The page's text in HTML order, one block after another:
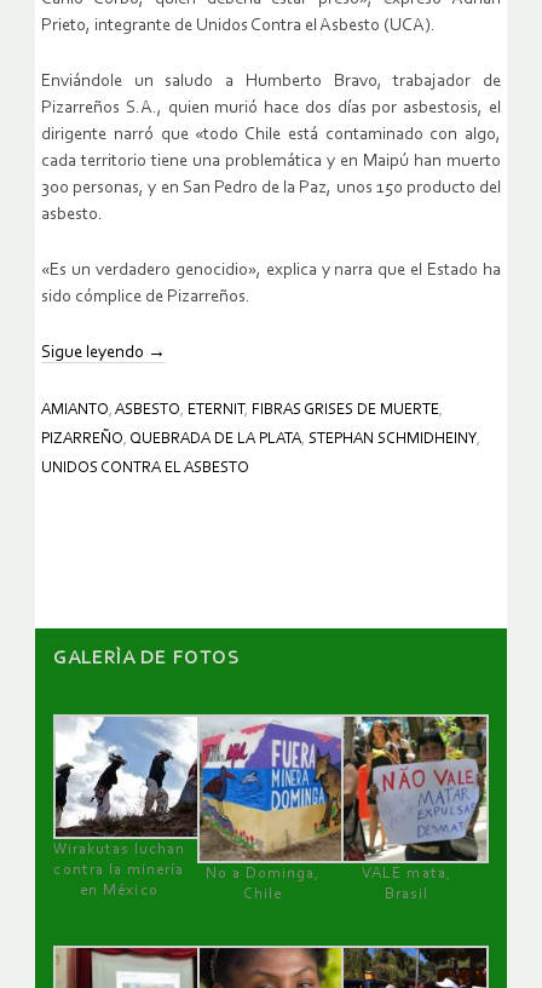
Prieto, integrante de Unidos Contra el Asbesto (UCA).
Enviándole un saludo a Humberto Bravo, trabajador de
Pizarreños S.A., quien murió hace dos días por asbestosis, el
dirigente narró que «todo Chile está contaminado con algo,
cada territorio tiene una problemática y en Maipú han muerto
300 personas, y en San Pedro de la Paz, unos 150 producto del
asbesto.
«Es un verdadero genocidio», explica y narra que el Estado ha
sido cómplice de Pizarreños.
Sigue leyendo →
AMIANTO, ASBESTO, ETERNIT , FIBRAS GRISES DE MUERTE,
PIZARREÑO, QUEBRADA DE LA PLATA, STEPHAN SCHMIDHEINY,
UNIDOS CONTRA EL ASBESTO
GALERÌA DE FOTOS
Wirakutas luchan
contra la minería
en México
No a Dominga,
Chile
VALE mata,
Brasil